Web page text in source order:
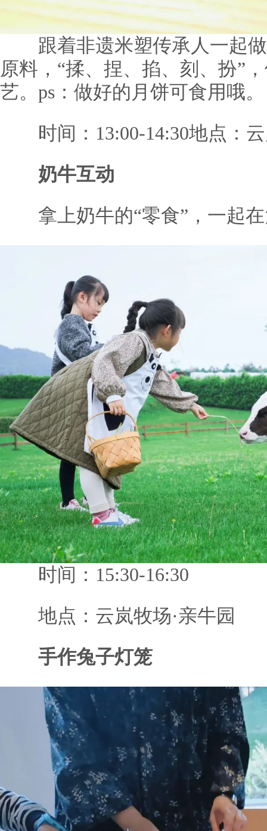
跟着非遗米塑传承人一起做
原料，“揉、捏、掐、刻、扮”
艺。ps：做好的月饼可食用哦。
时间：13:00-14:30地点：云
奶牛互动
拿上奶牛的“零食”，一起
时间：15:30-16:30
地点：云岚牧场·亲牛园
手作兔子灯笼